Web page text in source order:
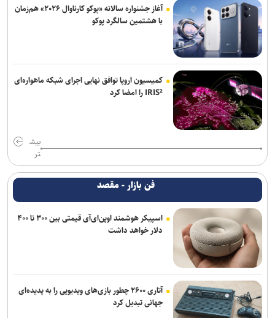
آغاز جشنواره سالانه «پوکو کارناوال ۲۰۲۶» هم‌زمان
با هشتمین سالگرد پوکو
کمیسیون اروپا توافق نهایی اجرای شبکه ماهواره‌ای
IRIS² را امضا کرد
بیش
تر
فن بازار - مقصد
اسپیکر هوشمند اوپن‌ای‌آی قیمتی بین ۳۰۰ تا ۴۰۰
دلار خواهد داشت
آتاری ۲۶۰۰ چطور بازی‌های ویدیویی را به پدیده‌ای
جهانی تبدیل کرد